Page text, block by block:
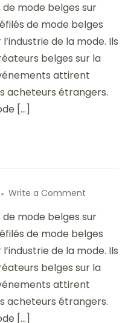
des
défilés
de
mode
belges
sur
:
mode belges sur
de mode belges
de la mode. Ils
belges sur la
attirent
acheteurs étrangers.
[…]
Write a Comment
des
défilés
de
mode
belges
sur
:
mode belges sur
de mode belges
de la mode. Ils
belges sur la
attirent
acheteurs étrangers.
[…]